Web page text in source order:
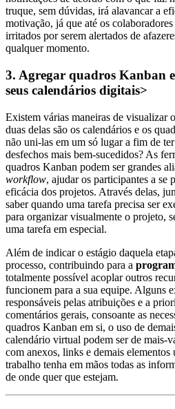
truque, sem dúvidas, irá alavancar a
motivação, já que até os
irritados por serem alertados de
qualquer momento.
3. Agregar quadros Kanban
seus calendários digitais>
Existem várias maneiras de visualizar
duas delas são os calendários e os
não uni-las em um só lugar a fim de
desfechos mais bem-sucedidos? As
quadros Kanban podem ser grandes
workflow, ajudar os participantes a se
eficácia dos projetos. Através delas,
saber quando uma tarefa precisa ser
para organizar visualmente o projeto,
uma tarefa em especial.
Além de indicar o estágio daquela
processo, contribuindo para a
totalmente possível acoplar outros
funcionem para a sua equipe. Alguns
responsáveis pelas atribuições e a
comentários gerais, consoante as
quadros Kanban em si, o uso de
calendário virtual podem ser de mais-
com anexos, links e demais elementos
trabalho tenha em mãos todas as
de onde quer que estejam.